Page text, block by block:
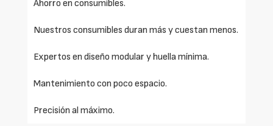
Ahorro en consumibles.
Nuestros consumibles duran más y cuestan menos.
Expertos en diseño modular y huella mínima.
Mantenimiento con poco espacio.
Precisión al máximo.